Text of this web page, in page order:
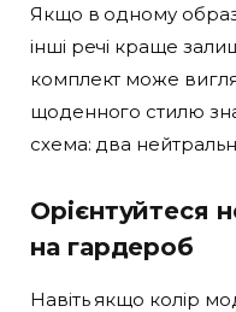
Якщо в одному
інші речі краще
комплект може
щоденного стилю
схема: два
Орієнтуйтеся
на гардероб
Навіть якщо колір